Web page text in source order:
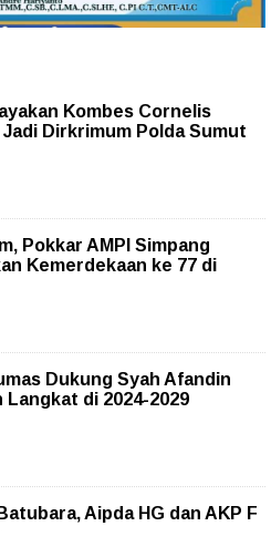
Kombes Cornelis
Dirkrimum Polda Sumut
Pokkar AMPI Simpang
Kemerdekaan ke 77 di
Dukung Syah Afandin
Langkat di 2024-2029
Aipda HG dan AKP F